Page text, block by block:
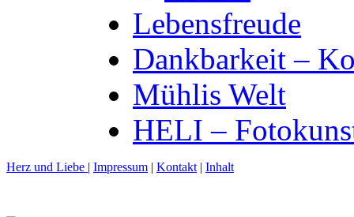
Lebensfreude
Dankbarkeit –
Mühlis Welt
HELI –
Herz und Liebe | Impressum | Kontakt | Inhalt